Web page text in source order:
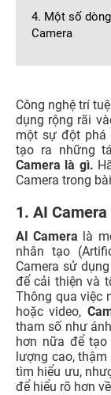
4. Một số
Camera
Công nghệ trí
dụng rộng rãi
một sự đột phá
tạo ra những
Camera là gì.
Camera trong
1. AI
AI Camera là
nhân tạo
Camera sử
để cải thiện và
Thông qua việc
hoặc video,
tham số như
hơn nữa để
lượng cao,
tìm hiểu ưu,
để hiểu rõ hơn